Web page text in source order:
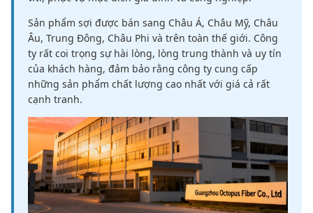
Sản phẩm sợi được bán sang Châu Á, Châu Mỹ, Châu
Âu, Trung Đông, Châu Phi và trên toàn thế giới. Công
ty rất coi trọng sự hài lòng, lòng trung thành và uy tín
của khách hàng, đảm bảo rằng công ty cung cấp
những sản phẩm chất lượng cao nhất với giá cả rất
cạnh tranh.